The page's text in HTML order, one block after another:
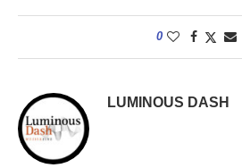
0
LUMINOUS DASH